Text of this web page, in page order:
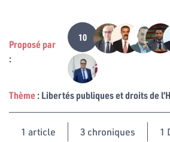
Proposé par
:
10
Thème: Libertés publiques et droits de
1 article 3 chroniques 1